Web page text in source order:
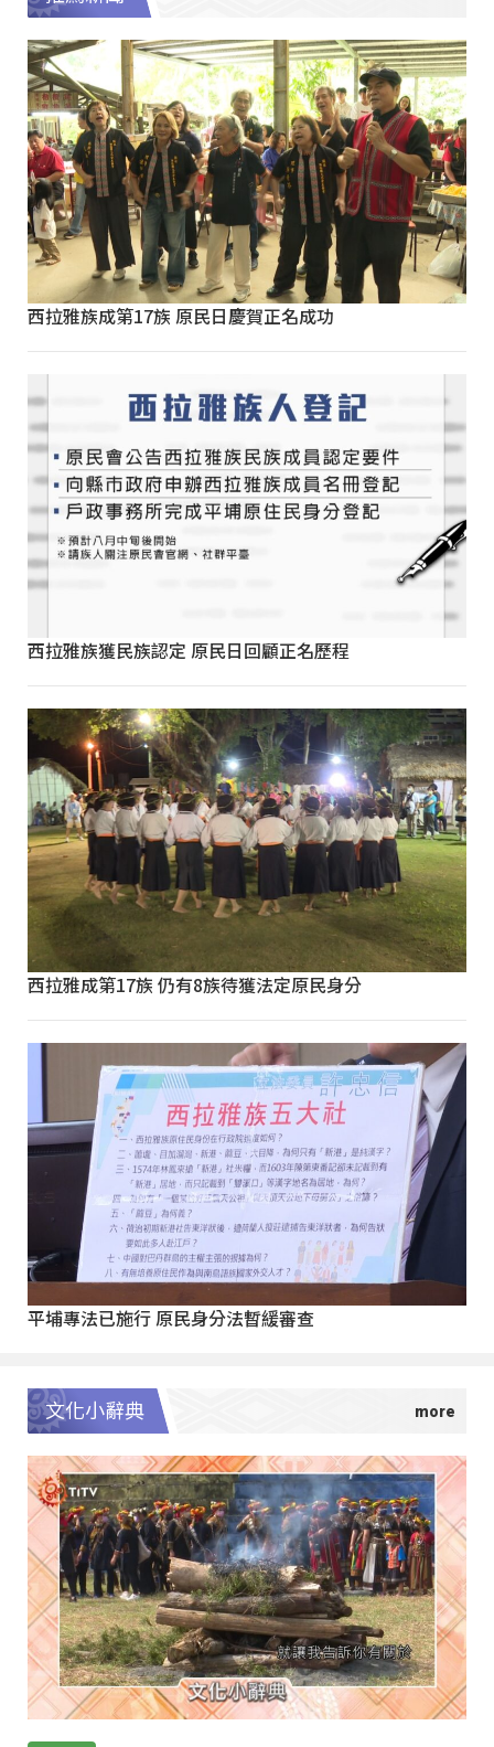
西拉雅族成第17族 原民日慶賀正名成功
西拉雅族獲民族認定 原民日回顧正名歷程
西拉雅成第17族 仍有8族待獲法定原民身分
平埔專法已施行 原民身分法暫緩審查
文化小辭典